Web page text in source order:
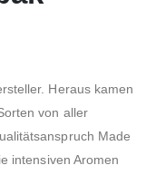
Heraus kamen
von aller
Made
intensiven Aromen